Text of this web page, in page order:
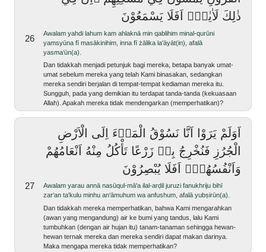
26
ذٰلِكَ لَاٰيٰتٍۗ اَفَلَا يَسْمَعُوْنَ
awalam yahdi lahum kam ahlaknā min qablihim minal-qurūni
yamsyūna fī masākinihim, inna fī żālika la'āyāt(in), afalā
yasma‘ūn(a).
Dan tidakkah menjadi petunjuk bagi mereka, betapa banyak umat-
umat sebelum mereka yang telah Kami binasakan, sedangkan
mereka sendiri berjalan di tempat-tempat kediaman mereka itu.
Sungguh, pada yang demikian itu terdapat tanda-tanda (kekuasaan
Allah). Apakah mereka tidak mendengarkan (memperhatikan)?
27
الْجُرُزِ فَنُخْرِجُ بِهٖ زَرْعًا تَأْكُلُ مِنْهُ اَنْعَامُهُمْ
وَاَنْفُسُهُمْۗ اَفَلَا يُبْصِرُوْنَ
awalam yarau annā nasūqul-mā'a ilal-arḍil juruzi fanukhriju bihī
zar‘an ta'kulu minhu an‘āmuhum wa anfushum, afalā yubṣirūn(a).
Dan tidakkah mereka memperhatikan, bahwa Kami mengarahkan
(awan yang mengandung) air ke bumi yang tandus, lalu Kami
tumbuhkan (dengan air hujan itu) tanam-tanaman sehingga hewan-
hewan ternak mereka dan mereka sendiri dapat makan darinya.
Maka mengapa mereka tidak memperhatikan?